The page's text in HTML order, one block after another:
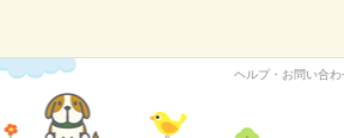
ヘルプ・お問い合わ